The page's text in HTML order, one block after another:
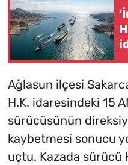
Ağlasun ilçesi
H.K. idaresindeki 15
sürücüsünün
kaybetmesi sonucu
uçtu. Kazada sürücü